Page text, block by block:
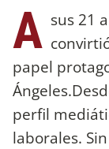
A sus 21
papel
perfil
laborales.